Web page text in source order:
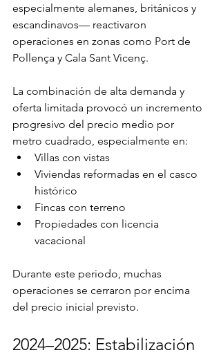
especialmente alemanes, británicos y
escandinavos— reactivaron
operaciones en zonas como Port de
Pollença y Cala Sant Vicenç.
La combinación de alta demanda y
oferta limitada provocó un incremento
progresivo del precio medio por
metro cuadrado, especialmente en:
Villas con vistas
Viviendas reformadas en el casco
histórico
Fincas con terreno
Propiedades con licencia
vacacional
Durante este periodo, muchas
operaciones se cerraron por encima
del precio inicial previsto.
2024–2025: Estabilización